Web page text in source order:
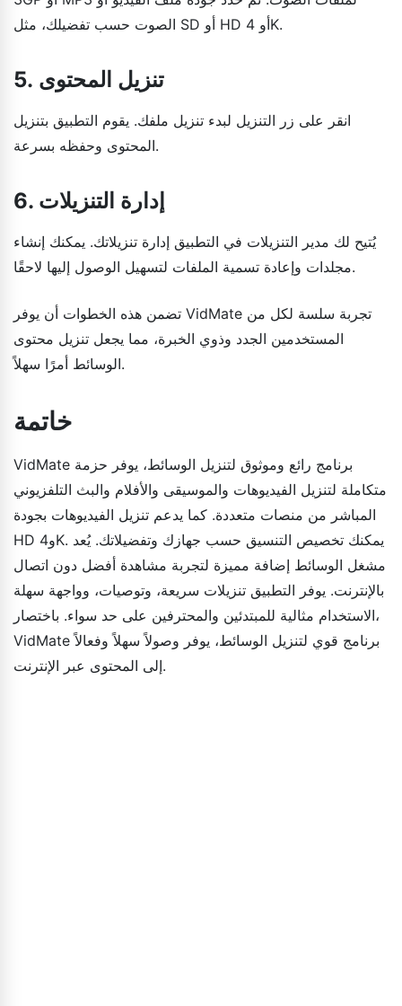
الصوت حسب تفضيلك، مثل SD أو HD أو 4K.
5. تنزيل المحتوى
انقر على زر التنزيل لبدء تنزيل ملفك. يقوم التطبيق بتنزيل
المحتوى وحفظه بسرعة.
6. إدارة التنزيلات
يُتيح لك مدير التنزيلات في التطبيق إدارة تنزيلاتك. يمكنك إنشاء
مجلدات وإعادة تسمية الملفات لتسهيل الوصول إليها لاحقًا.
تضمن هذه الخطوات أن يوفر VidMate تجربة سلسة لكل من
المستخدمين الجدد وذوي الخبرة، مما يجعل تنزيل محتوى
الوسائط أمرًا سهلاً.
خاتمة
VidMate برنامج رائع وموثوق لتنزيل الوسائط، يوفر حزمة
متكاملة لتنزيل الفيديوهات والموسيقى والأفلام والبث التلفزيوني
المباشر من منصات متعددة. كما يدعم تنزيل الفيديوهات بجودة
HD و4K. يمكنك تخصيص التنسيق حسب جهازك وتفضيلاتك. يُعد
مشغل الوسائط إضافة مميزة لتجربة مشاهدة أفضل دون اتصال
بالإنترنت. يوفر التطبيق تنزيلات سريعة، وتوصيات، وواجهة سهلة
الاستخدام مثالية للمبتدئين والمحترفين على حد سواء. باختصار،
VidMate برنامج قوي لتنزيل الوسائط، يوفر وصولاً سهلاً وفعالاً
إلى المحتوى عبر الإنترنت.